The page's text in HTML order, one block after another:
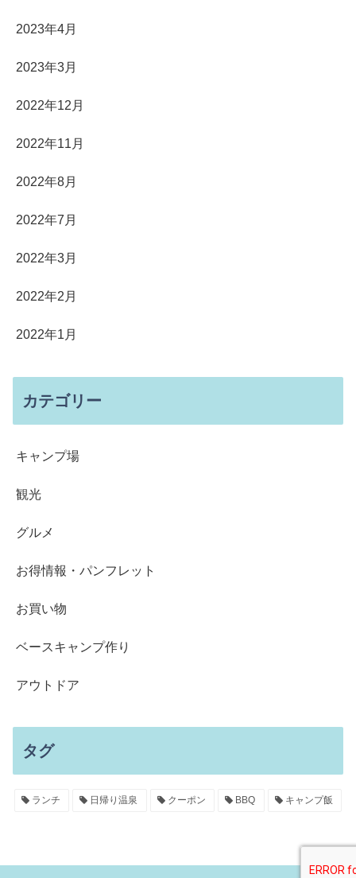
2023年4月
2023年3月
2022年12月
2022年11月
2022年8月
2022年7月
2022年3月
2022年2月
2022年1月
カテゴリー
キャンプ場
観光
グルメ
お得情報・パンフレット
お買い物
ベースキャンプ作り
アウトドア
タグ
ランチ 日帰り温泉 クーポン BBQ キャンプ飯